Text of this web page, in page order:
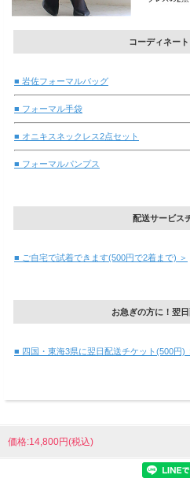
コーディネー
■ 岩佐フォーマルバッグ
■ フォーマル手袋
■ オニキスネックレス2点セット
■ フォーマルパンプス
配送サービス
■ ご自宅で試着できます(500円で2着まで) ＞
お急ぎの方に！翌
■ 四国・東海3県に翌日配送チケット(500円)
価格:14,800円(税込)